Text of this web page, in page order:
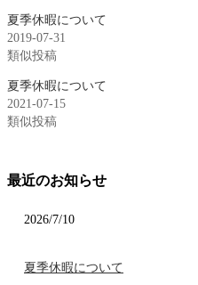
夏季休暇について
2019-07-31
類似投稿
夏季休暇について
2021-07-15
類似投稿
最近のお知らせ
2026/7/10
夏季休暇について